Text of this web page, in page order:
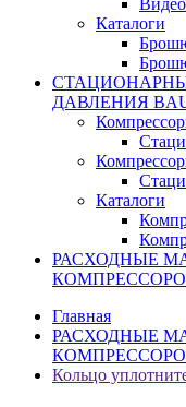
Каталоги
ДАВЛЕНИЯ
Каталоги
РАСХОДНЫЕ
Главная
РАСХОДНЫЕ
Кольцо